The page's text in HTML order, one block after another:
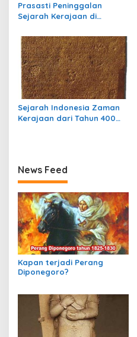
Prasasti Peninggalan
Sejarah Kerajaan di
Sejarah Indonesia Zaman
Kerajaan dari Tahun 400
News Feed
Kapan terjadi Perang
Diponegoro?